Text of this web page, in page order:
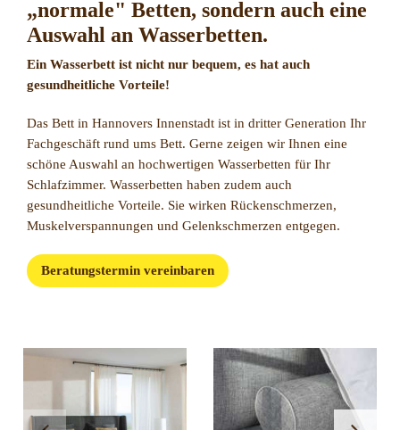
„normale" Betten, sondern auch eine
Auswahl an Wasserbetten.
Ein Wasserbett ist nicht nur bequem, es hat auch
gesundheitliche Vorteile!
Das Bett in Hannovers Innenstadt ist in dritter Generation Ihr
Fachgeschäft rund ums Bett. Gerne zeigen wir Ihnen eine
schöne Auswahl an hochwertigen Wasserbetten für Ihr
Schlafzimmer. Wasserbetten haben zudem auch
gesundheitliche Vorteile. Sie wirken Rückenschmerzen,
Muskelverspannungen und Gelenkschmerzen entgegen.
Beratungstermin vereinbaren